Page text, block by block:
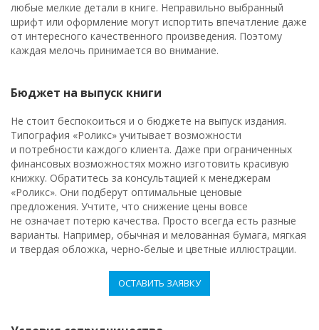
любые мелкие детали в книге. Неправильно выбранный
шрифт или оформление могут испортить впечатление даже
от интересного качественного произведения. Поэтому
каждая мелочь принимается во внимание.
Бюджет на выпуск книги
Не стоит беспокоиться и о бюджете на выпуск издания.
Типография «Роликс» учитывает возможности
и потребности каждого клиента. Даже при ограниченных
финансовых возможностях можно изготовить красивую
книжку. Обратитесь за консультацией к менеджерам
«Роликс». Они подберут оптимальные ценовые
предложения. Учтите, что снижение цены вовсе
не означает потерю качества. Просто всегда есть разные
варианты. Например, обычная и мелованная бумага, мягкая
и твердая обложка, черно-белые и цветные иллюстрации.
ОСТАВИТЬ ЗАЯВКУ